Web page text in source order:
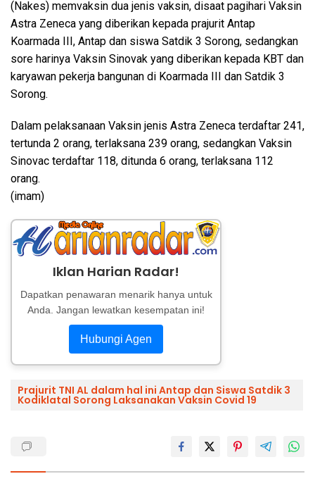
(Nakes) memvaksin dua jenis vaksin, disaat pagihari Vaksin
Astra Zeneca yang diberikan kepada prajurit Antap
Koarmada III, Antap dan siswa Satdik 3 Sorong, sedangkan
sore harinya Vaksin Sinovak yang diberikan kepada KBT dan
karyawan pekerja bangunan di Koarmada III dan Satdik 3
Sorong.
Dalam pelaksanaan Vaksin jenis Astra Zeneca terdaftar 241,
tertunda 2 orang, terlaksana 239 orang, sedangkan Vaksin
Sinovac terdaftar 118, ditunda 6 orang, terlaksana 112
orang.
(imam)
Iklan Harian Radar!
Dapatkan penawaran menarik hanya untuk
Anda. Jangan lewatkan kesempatan ini!
Hubungi Agen
Prajurit TNI AL dalam hal ini Antap dan Siswa Satdik 3
Kodiklatal Sorong Laksanakan Vaksin Covid 19